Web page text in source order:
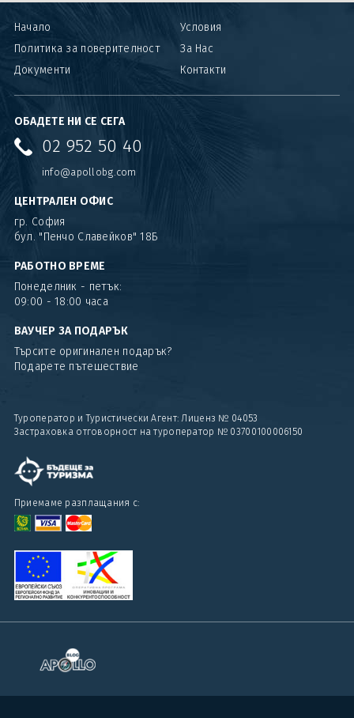
Начало
Условия
Политика за поверителност
За Нас
Документи
Контакти
ОБАДЕТЕ НИ СЕ СЕГА
02 952 50 40
info@apollobg.com
ЦЕНТРАЛЕН ОФИС
гр. София
бул. "Пенчо Славейков" 18Б
РАБОТНО ВРЕМЕ
Понеделник - петък:
09:00 - 18:00 часа
ВАУЧЕР ЗА ПОДАРЪК
Търсите оригинален подарък?
Подарете пътешествие
Туроператор и Туристически Агент: Лиценз № 04053
Застраховка отговорност на туроператор № 03700100006150
Приемаме разплащания с: